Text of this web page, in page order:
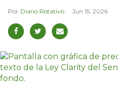
Diario Rotativo Jun 15, 2026